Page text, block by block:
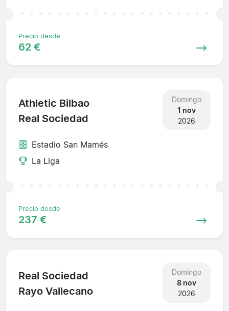
Precio desde
62 €
Athletic Bilbao
Real Sociedad
Domingo
1 nov
2026
Estadio San Mamés
La Liga
Precio desde
237 €
Real Sociedad
Rayo Vallecano
Domingo
8 nov
2026